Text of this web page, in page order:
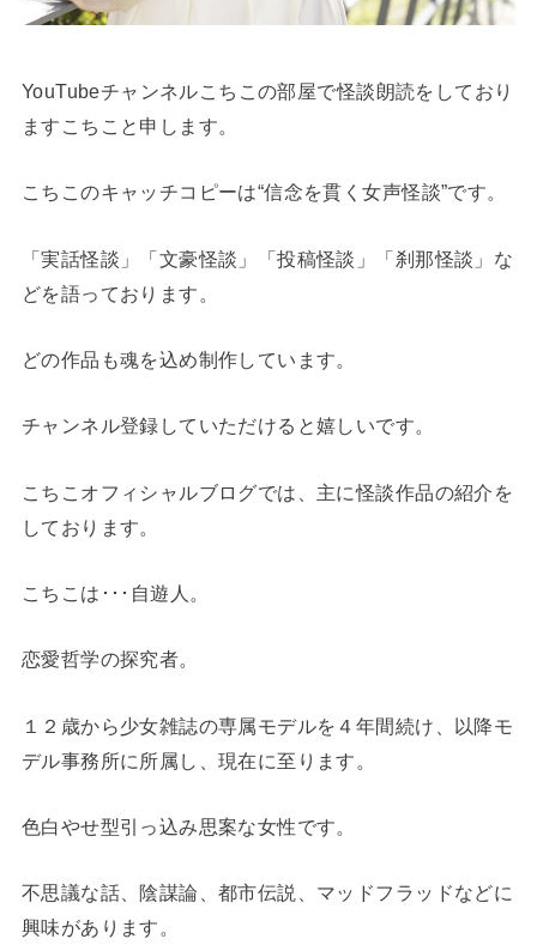
YouTubeチャンネルこちこの部屋で怪談朗読をしており
ますこちこと申します。
こちこのキャッチコピーは“信念を貫く女声怪談”です。
「実話怪談」「文豪怪談」「投稿怪談」「刹那怪談」な
どを語っております。
どの作品も魂を込め制作しています。
チャンネル登録していただけると嬉しいです。
こちこオフィシャルブログでは、主に怪談作品の紹介を
しております。
こちこは･･･自遊人。
恋愛哲学の探究者。
１２歳から少女雑誌の専属モデルを４年間続け、以降モ
デル事務所に所属し、現在に至ります。
色白やせ型引っ込み思案な女性です。
不思議な話、陰謀論、都市伝説、マッドフラッドなどに
興味があります。